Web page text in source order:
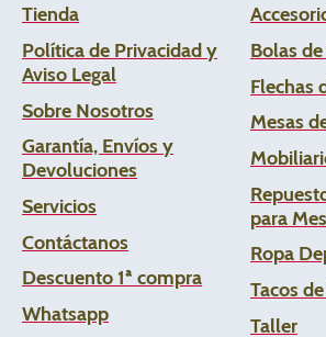
Tienda
Política de Privacidad y
Aviso Legal
Sobre Nosotros
Garantía, Envíos y
Devoluciones
Servicios
Contáctanos
Descuento 1ª compra
Whatsapp
Bolas
Flechas
Mesas
para
Ropa
Tacos
Taller